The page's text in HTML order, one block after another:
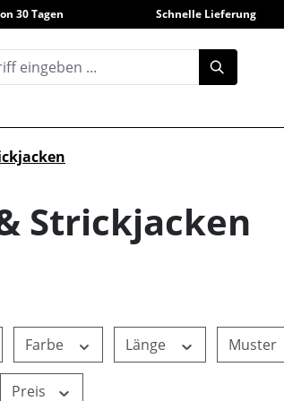
30 Tagen Schnelle Lieferung
Strickjacken
Farbe Länge Muster
Preis